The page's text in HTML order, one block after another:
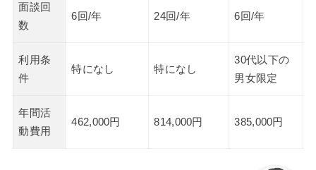
面談回
数
6回/年 24回/年 6回/年
利用条
件
特になし 特になし
30代以下の
男女限定
年間活
動費用
462,000円 814,000円 385,000円